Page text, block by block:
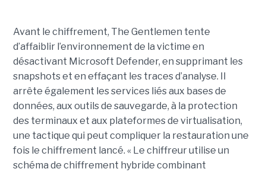
Avant le chiffrement, The Gentlemen tente
d’affaiblir l’environnement de la victime en
désactivant Microsoft Defender, en supprimant les
snapshots et en effaçant les traces d’analyse. Il
arrête également les services liés aux bases de
données, aux outils de sauvegarde, à la protection
des terminaux et aux plateformes de virtualisation,
une tactique qui peut compliquer la restauration une
fois le chiffrement lancé. « Le chiffreur utilise un
schéma de chiffrement hybride combinant